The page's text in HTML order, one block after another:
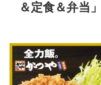
＆定食＆弁当